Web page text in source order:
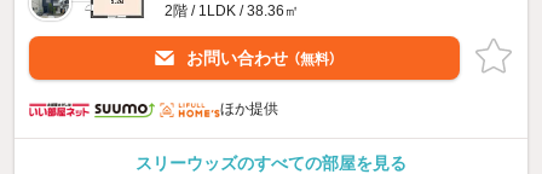
2階 / 1LDK / 38.36㎡
お問い合わせ （無料）
ほか提供
スリーウッズのすべての部屋を見る